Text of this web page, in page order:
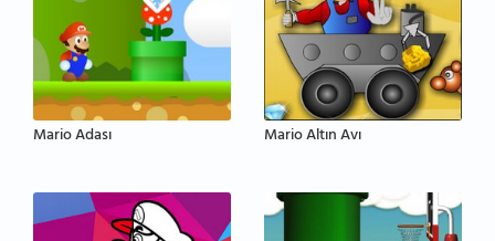
Mario Adası Mario Altın Avı